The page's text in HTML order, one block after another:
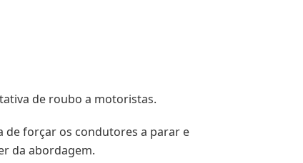
de roubo a motoristas.
de forçar os condutores a parar e
da abordagem.